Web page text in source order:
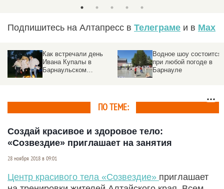
Подпишитесь на Алтапресс в Телеграме и в Max
Как встречали день
Ивана Купалы в
Барнаульском
Водное шоу состоится
при любой погоде в
Барнауле
ПО ТЕМЕ:
Создай красивое и здоровое тело:
«Созвездие» приглашает на занятия
28 ноября 2018 в 09:01
Центр красивого тела «Созвездие» приглашает